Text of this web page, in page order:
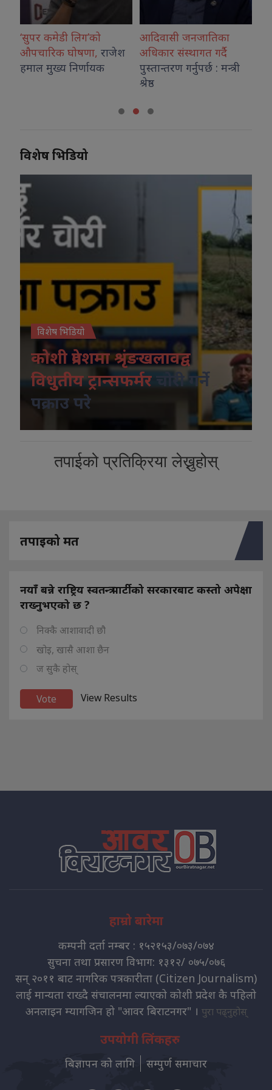
‘सुपर कमेडी लिग’को
औपचारिक घोषणा, राजेश
हमाल मुख्य निर्णायक
आदिवासी जनजातिका
अधिकार संस्थागत गर्दै
पुस्तान्तरण गर्नुपर्छ : मन्त्री
श्रेष्ठ
विशेष भिडियो
विशेष भिडियो
कोशी प्रदेशमा श्रृंङखलावद्व
विधुतीय ट्रान्सफर्मर
चोरी गर्ने
पक्राउ परे
तपाईको प्रतिक्रिया लेख्नुहोस्
तपाइको मत
नयाँ बन्ने राष्ट्रिय स्वतन्त्र पार्टीको सरकारबाट कस्तो अपेक्षा
राख्नुभएको छ ?
निक्कै आशावादी छौ
खोइ, खासै आशा छैन
ज सुकै होस्
View Results
हाम्रो बारेमा
कम्पनी दर्ता नम्बर : १५२१५३/०७३/०७४
सुचना तथा प्रसारण विभाग: १३१२/ ०७५/०७६
सन् २०११ बाट नागरिक पत्रकारीता (Citizen Journalism)
लाई मान्यता राख्दै संचालनमा ल्याएको कोशी प्रदेश कै पहिलो
अनलाइन म्यागजिन हो "आवर बिराटनगर" । पुरा पढ्नुहोस्
उपयोगी लिंकहरु
बिज्ञापन को लागि सम्पुर्ण समाचार